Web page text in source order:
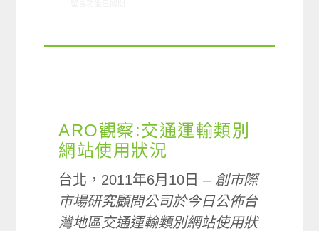
ARO觀察:交通運輸類別
網站使用狀況
台北，2011年6月10日 – 創市際
市場研究顧問公司於今日公佈台
灣地區交通運輸類別網站使用狀